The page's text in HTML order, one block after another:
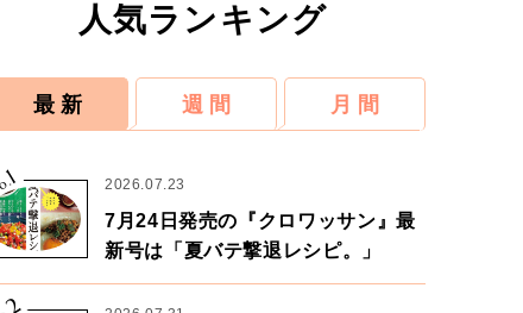
人気ランキング
最 新 週 間 月 間
1 2026.07.23
7月24日発売の『クロワッサン』最
新号は「夏バテ撃退レシピ。」
2